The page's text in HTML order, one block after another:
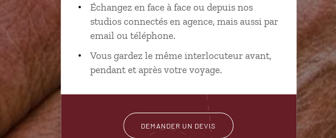
Échangez en face à face ou depuis nos
studios connectés en agence, mais aussi par
email ou téléphone.
Vous gardez le même interlocuteur avant,
pendant et après votre voyage.
DEMANDER UN DEVIS